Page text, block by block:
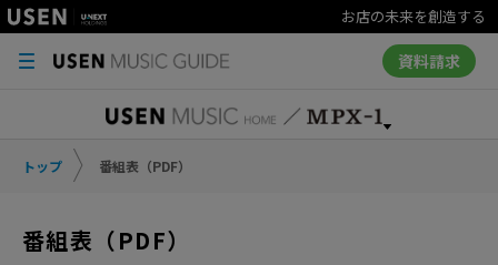
お店の未来を創造する
資料請求
トップ 番組表（PDF）
番組表（PDF）